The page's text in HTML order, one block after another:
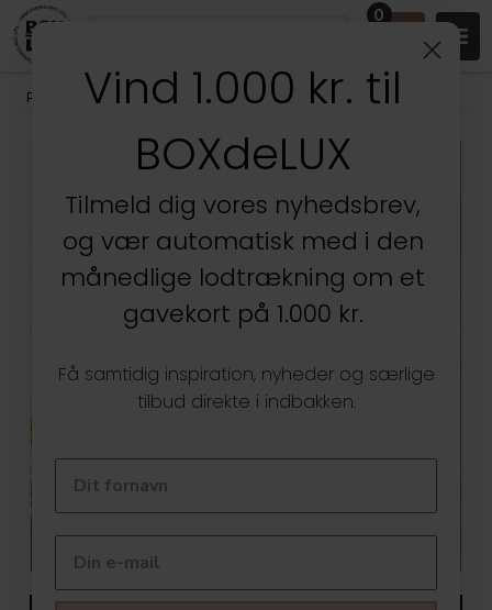
0
Produkter /Stuen Væghylder & gallerihylder/Kophylder
Kun hos BOXdeLUX
Vind 1.000 kr. til
BOXdeLUX
Tilmeld dig vores nyhedsbrev,
og vær automatisk med i den
månedlige lodtrækning om et
gavekort på 1.000 kr.
Få samtidig inspiration, nyheder og særlige
tilbud direkte i indbakken.